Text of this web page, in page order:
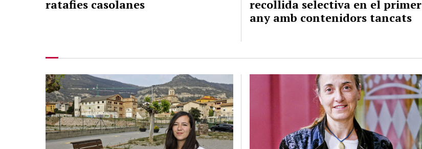
ratafies casolanes
recollida selectiva en el primer
any amb contenidors tancats